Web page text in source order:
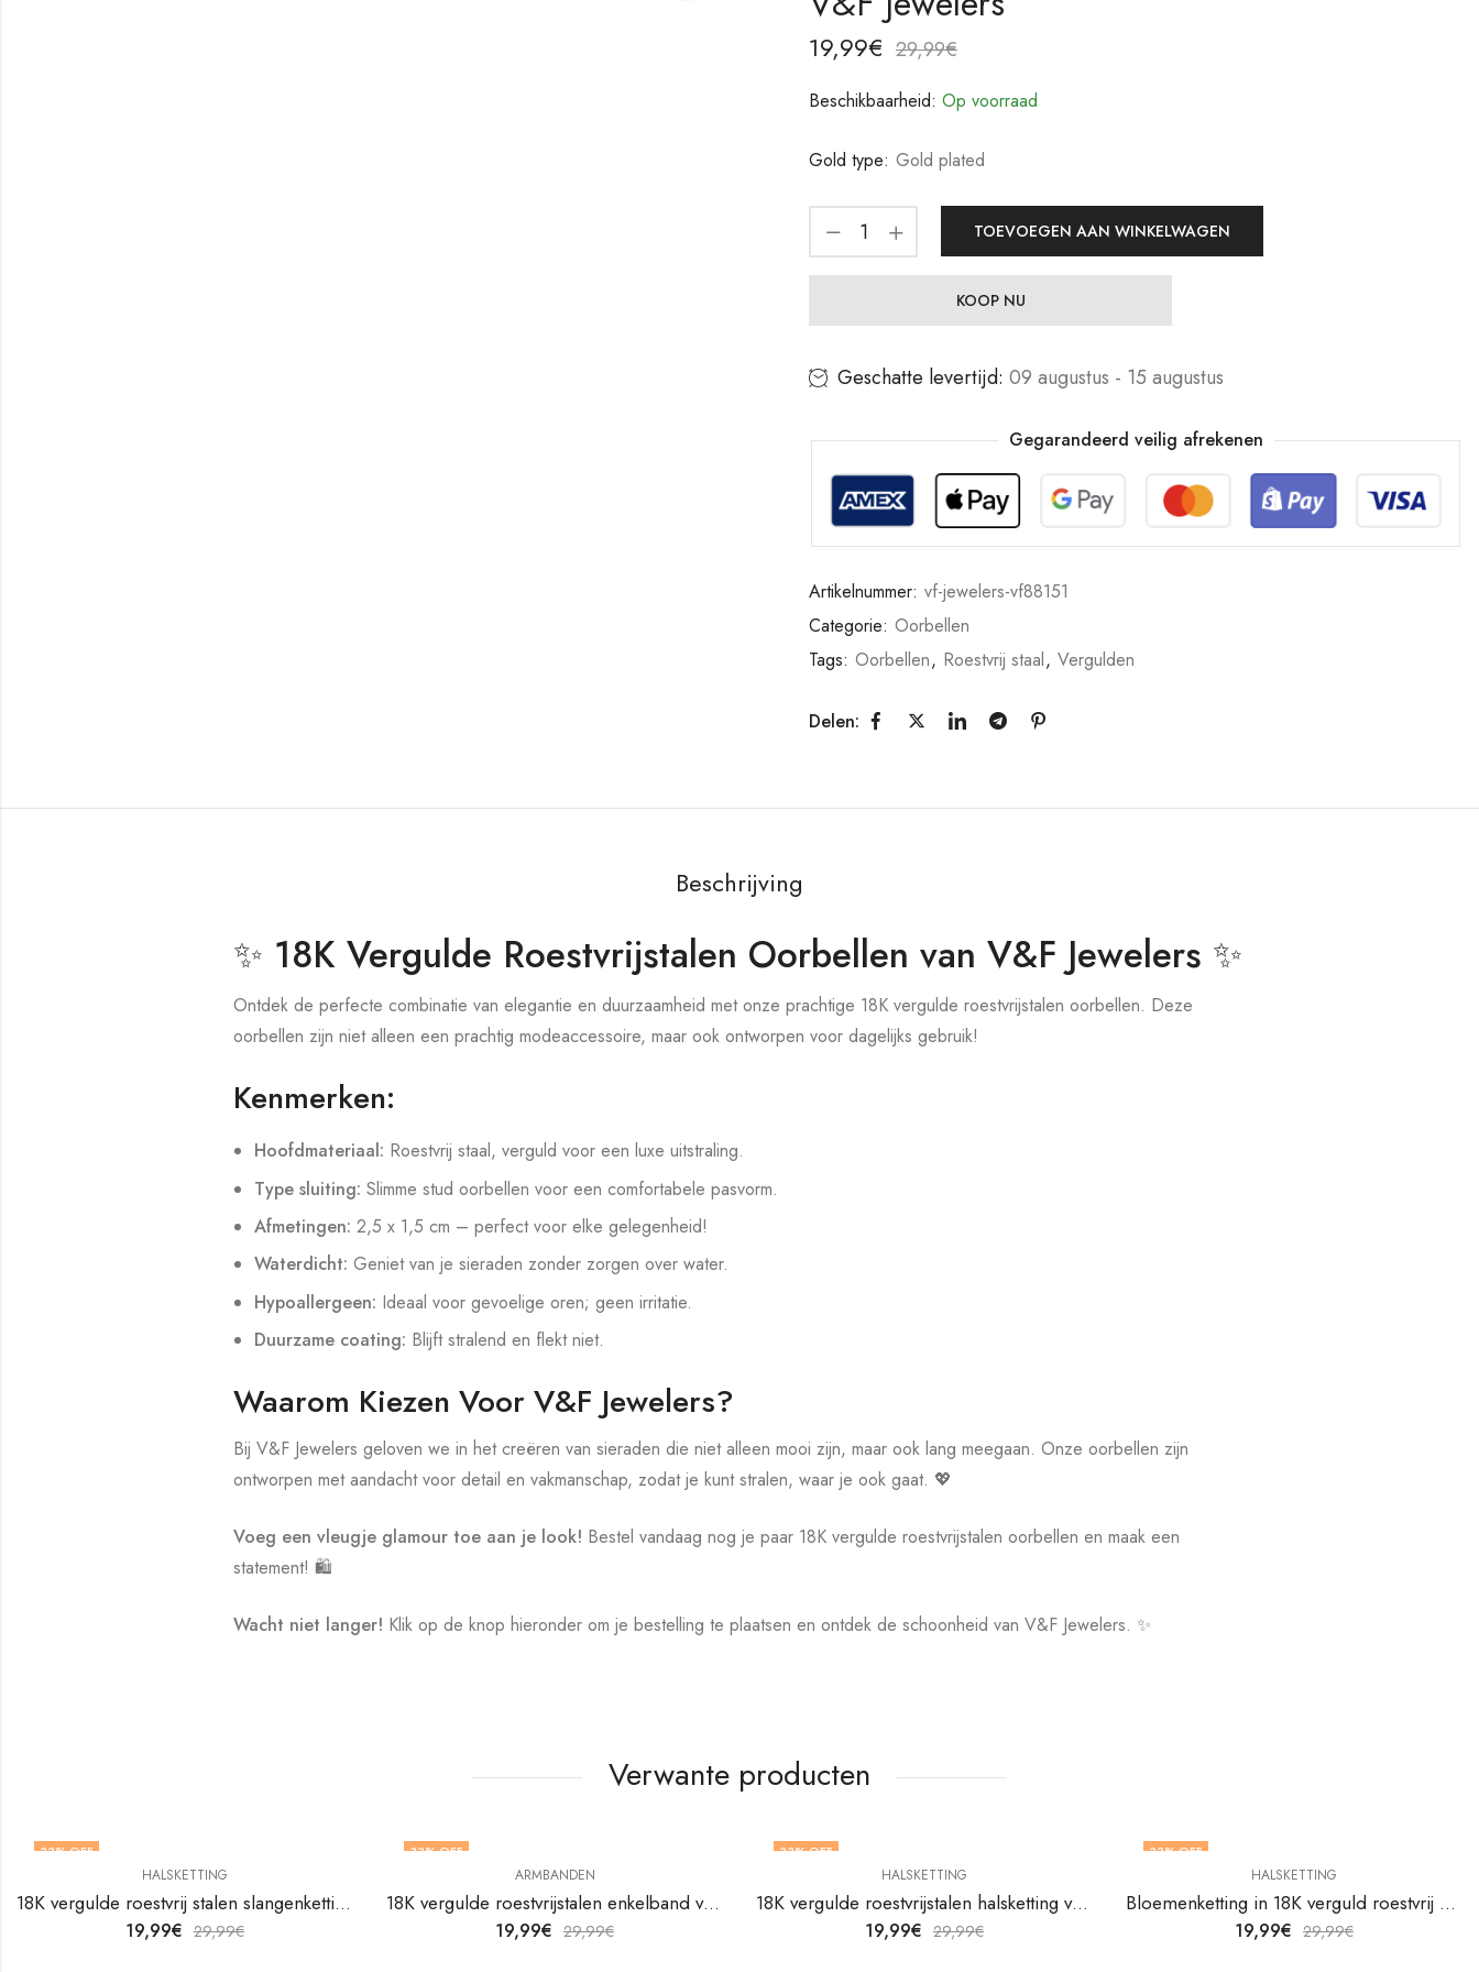
19,99€ 29,99€
Beschikbaarheid: Op voorraad
Gold type: Gold plated
TOEVOEGEN AAN WINKELWAGEN
KOOP NU
Geschatte levertijd: 09 augustus - 15 augustus
Gegarandeerd veilig afrekenen
Artikelnummer: vf-jewelers-vf88151
Categorie: Oorbellen
Tags: Oorbellen, Roestvrij staal, Vergulden
Delen:
Beschrijving
✨ 18K Vergulde Roestvrijstalen Oorbellen van V&F Jewelers ✨
Ontdek de perfecte combinatie van elegantie en duurzaamheid met onze prachtige 18K vergulde roestvrijstalen oorbellen. Deze
oorbellen zijn niet alleen een prachtig modeaccessoire, maar ook ontworpen voor dagelijks gebruik!
Kenmerken:
Hoofdmateriaal: Roestvrij staal, verguld voor een luxe uitstraling.
Type sluiting: Slimme stud oorbellen voor een comfortabele pasvorm.
Afmetingen: 2,5 x 1,5 cm – perfect voor elke gelegenheid!
Waterdicht: Geniet van je sieraden zonder zorgen over water.
Hypoallergeen: Ideaal voor gevoelige oren; geen irritatie.
Duurzame coating: Blijft stralend en flekt niet.
Waarom Kiezen Voor V&F Jewelers?
Bij V&F Jewelers geloven we in het creëren van sieraden die niet alleen mooi zijn, maar ook lang meegaan. Onze oorbellen zijn
ontworpen met aandacht voor detail en vakmanschap, zodat je kunt stralen, waar je ook gaat. 💖
Voeg een vleugje glamour toe aan je look! Bestel vandaag nog je paar 18K vergulde roestvrijstalen oorbellen en maak een
statement! 🛍️
Wacht niet langer! Klik op de knop hieronder om je bestelling te plaatsen en ontdek de schoonheid van V&F Jewelers. ✨
Verwante producten
33% OFF
HALSKETTING
18K vergulde roestvrij stalen slangenketting van V&F Juweliers
19,99€ 29,99€
33% OFF
ARMBANDEN
18K vergulde roestvrijstalen enkelband van V&F Juweliers
19,99€ 29,99€
33% OFF
HALSKETTING
18K vergulde roestvrijstalen halsketting van V&F Juweliers
19,99€ 29,99€
33% OFF
HALSKETTING
Bloemenketting in 18K verguld roestvrij staal van V&F Juweliers
19,99€ 29,99€